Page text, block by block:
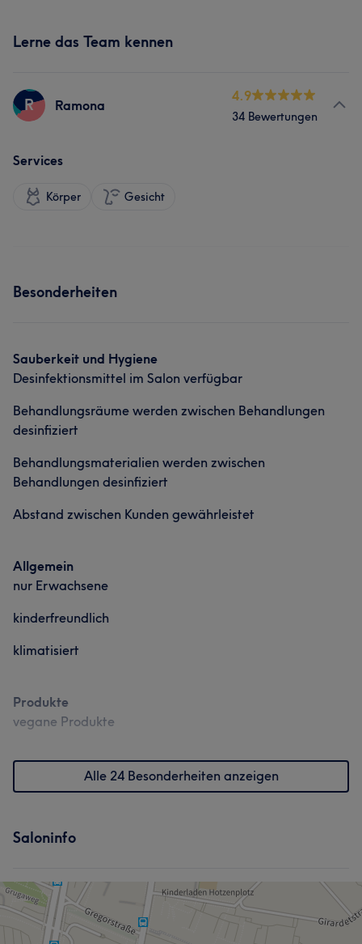
Lerne das Team kennen
R Ramona
4.9
34 Bewertungen
Services
Körper Gesicht
Besonderheiten
Sauberkeit und Hygiene
Desinfektionsmittel im Salon verfügbar
Behandlungsräume werden zwischen Behandlungen
desinfiziert
Behandlungsmaterialien werden zwischen
Behandlungen desinfiziert
Abstand zwischen Kunden gewährleistet
Allgemein
nur Erwachsene
kinderfreundlich
klimatisiert
Produkte
vegane Produkte
Alle 24 Besonderheiten anzeigen
Saloninfo